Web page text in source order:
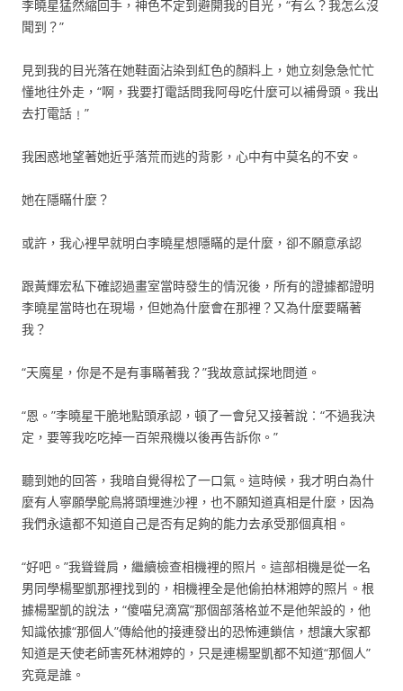
李曉星猛然縮回手，神色不定到避開我的目光，“有么？我怎么沒
聞到？”
見到我的目光落在她鞋面沾染到紅色的顏料上，她立刻急急忙忙
懂地往外走，“啊，我要打電話問我阿母吃什麼可以補骨頭。我出
去打電話﹗”
我困惑地望著她近乎落荒而逃的背影，心中有中莫名的不安。
她在隱瞞什麼？
或許，我心裡早就明白李曉星想隱瞞的是什麼，卻不願意承認
跟黃輝宏私下確認過畫室當時發生的情況後，所有的證據都證明
李曉星當時也在現場，但她為什麼會在那裡？又為什麼要瞞著
我？
“天魔星，你是不是有事瞞著我？”我故意試探地問道。
“恩。”李曉星干脆地點頭承認，頓了一會兒又接著說︰“不過我決
定，要等我吃吃掉一百架飛機以後再告訴你。”
聽到她的回答，我暗自覺得松了一口氣。這時候，我才明白為什
麼有人寧願學鴕鳥將頭埋進沙裡，也不願知道真相是什麼，因為
我們永遠都不知道自己是否有足夠的能力去承受那個真相。
“好吧。”我聳聳肩，繼續檢查相機裡的照片。這部相機是從一名
男同學楊聖凱那裡找到的，相機裡全是他偷拍林湘婷的照片。根
據楊聖凱的說法，“傻喵兒滴窩”那個部落格並不是他架設的，他
知識依據“那個人”傳給他的接連發出的恐怖連鎖信，想讓大家都
知道是天使老師害死林湘婷的，只是連楊聖凱都不知道“那個人”
究竟是誰。